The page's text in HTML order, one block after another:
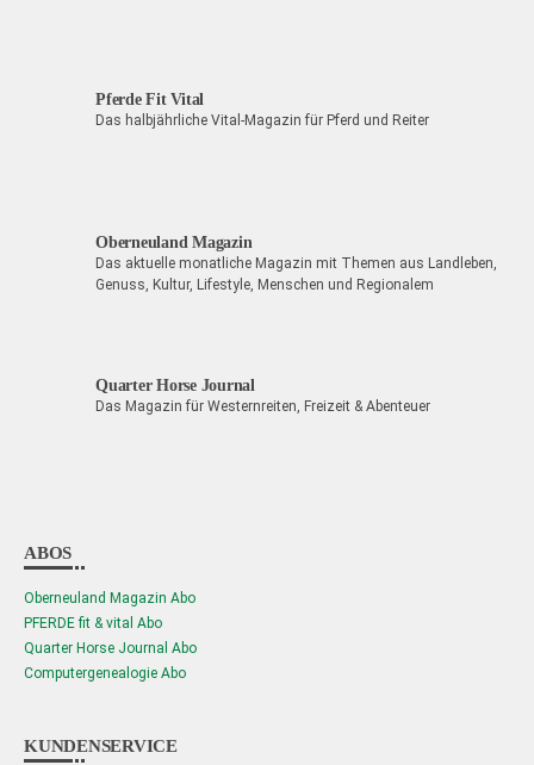
Pferde Fit Vital
Das halbjährliche Vital-Magazin für Pferd und Reiter
Oberneuland Magazin
Das aktuelle monatliche Magazin mit Themen aus Landleben,
Genuss, Kultur, Lifestyle, Menschen und Regionalem
Quarter Horse Journal
Das Magazin für Westernreiten, Freizeit & Abenteuer
ABOS
Oberneuland Magazin Abo
PFERDE fit & vital Abo
Quarter Horse Journal Abo
Computergenealogie Abo
KUNDENSERVICE